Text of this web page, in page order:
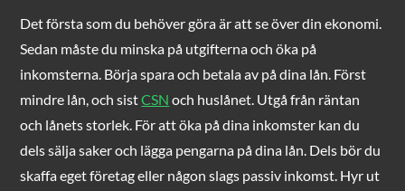
Det första som du behöver göra är att se över din ekonomi.
Sedan måste du minska på utgifterna och öka på
inkomsterna. Börja spara och betala av på dina lån. Först
mindre lån, och sistCSN och huslånet. Utgå från räntan
och lånets storlek. För att öka på dina inkomster kan du
dels sälja saker och lägga pengarna på dina lån. Dels bör du
skaffa eget företag eller någon slags passiv inkomst. Hyr ut